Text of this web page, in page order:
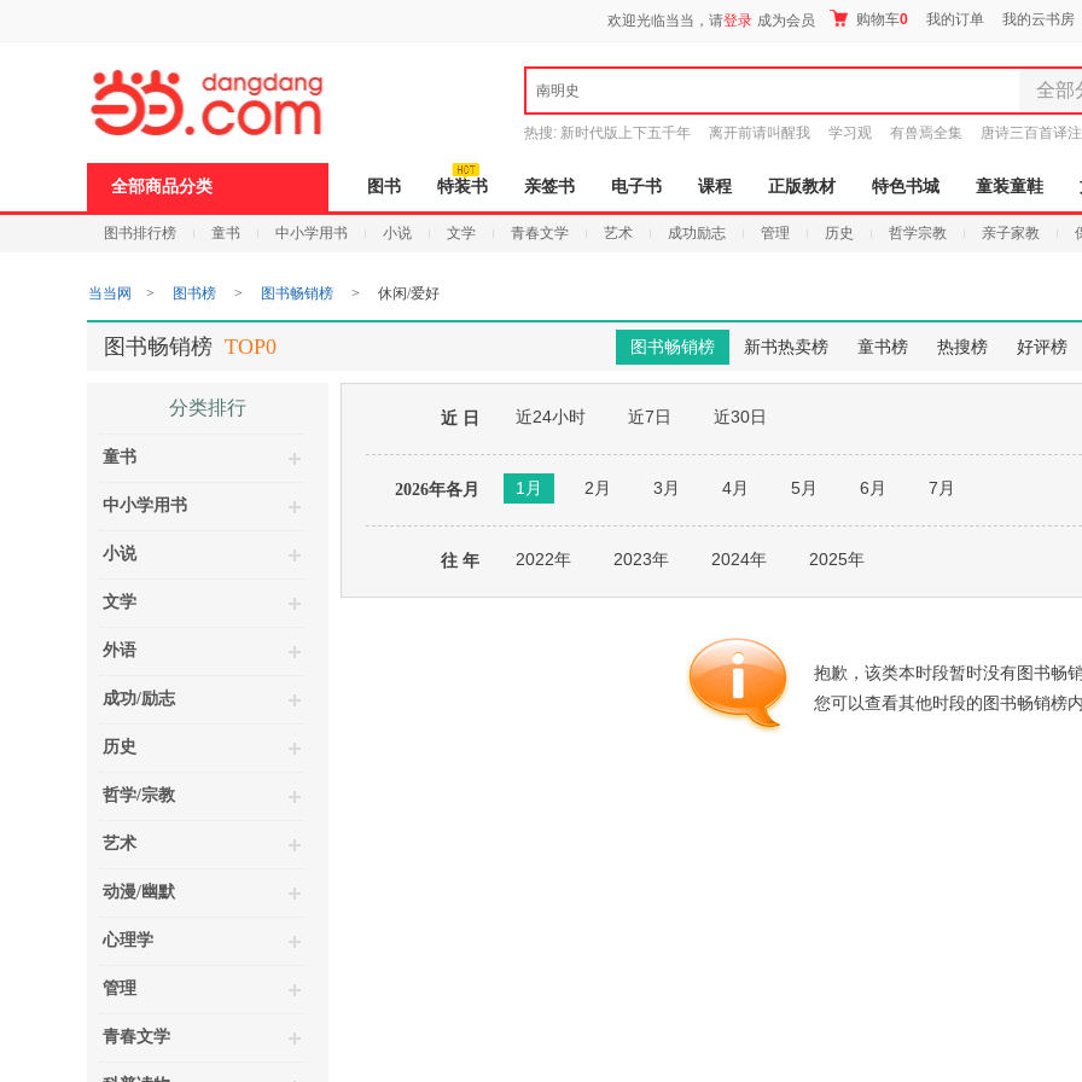
欢迎光临当当，请登录 成为会员 购物车0 我的订单 我的云书房
南明史 全部
全部分
图书
电子书
音像
玩具
孕婴
食品
手机
热搜: 新时代版上下五千年 离开前请叫醒我 学习观 有兽焉全集 唐诗三百首译注
全部商品分类 图书 特装书 亲签书 电子书 课程 正版教材 特色书城 童装童鞋
图书排行榜 童书 中小学用书 小说 文学 青春文学 艺术 成功励志 管理 历史 哲学宗教 亲子家教
页
当当网 > 图书榜 > 图书畅销榜 > 休闲/爱好
图书畅销榜 新书热卖榜 童书榜 热搜榜 好评榜
图书畅销榜 TOP0
分类排行
童书
中小学用书
小说
文学
外语
成功/励志
历史
哲学/宗教
艺术
动漫/幽默
心理学
管理
青春文学
近 日 近24小时 近7日 近30日
2026年各月 1月 2月 3月 4月 5月 6月 7月
往 年 2022年 2023年 2024年 2025年
抱歉，该类本时段暂时没有图书畅销
您可以查看其他时段的图书畅销榜内